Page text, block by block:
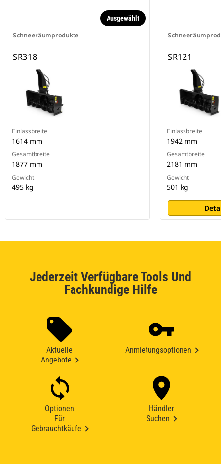
Schneeräumprodukte
Ausgewählt
SR318
Einlassbreite
1614 mm
Gesamtbreite
1877 mm
Gewicht
495 kg
SR121
Einlassbreite
1942 mm
Gesamtbreite
2181 mm
Gewicht
501 kg
Jederzeit Verfügbare Tools Und
Fachkundige Hilfe
Aktuelle
Angebote
Anmietungsoptionen
Optionen
Für
Gebrauchtkäufe
Händler
Suchen